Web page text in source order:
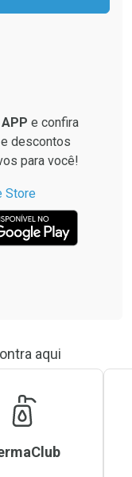
APP e confira
descontos
para você!
aqui